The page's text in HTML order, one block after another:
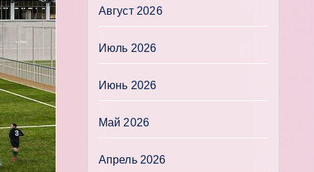
Август 2026
Июль 2026
Июнь 2026
Май 2026
Апрель 2026